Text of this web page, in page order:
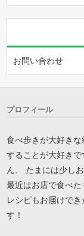
お問い合わせ
プロフィール
食べ歩きが大好き
することが大好き
ん、 たまには少し
最近はお店で食べ
レシピもお届けで
す！